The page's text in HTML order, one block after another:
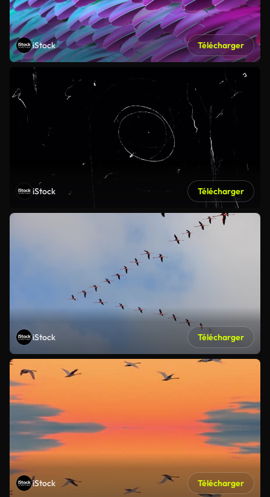
iStock Télécharger
iStock Télécharger
iStock Télécharger
iStock Télécharger